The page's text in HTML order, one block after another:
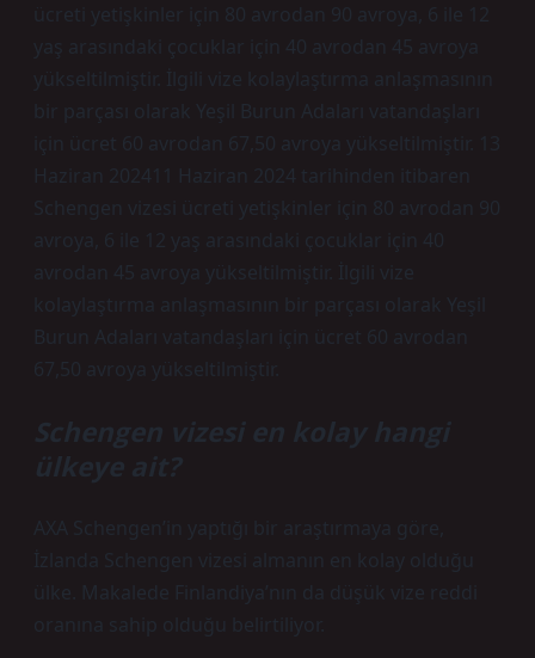
ücreti yetişkinler için 80 avrodan 90 avroya, 6 ile 12
yaş arasındaki çocuklar için 40 avrodan 45 avroya
yükseltilmiştir. İlgili vize kolaylaştırma anlaşmasının
bir parçası olarak Yeşil Burun Adaları vatandaşları
için ücret 60 avrodan 67,50 avroya yükseltilmiştir. 13
Haziran 202411 Haziran 2024 tarihinden itibaren
Schengen vizesi ücreti yetişkinler için 80 avrodan 90
avroya, 6 ile 12 yaş arasındaki çocuklar için 40
avrodan 45 avroya yükseltilmiştir. İlgili vize
kolaylaştırma anlaşmasının bir parçası olarak Yeşil
Burun Adaları vatandaşları için ücret 60 avrodan
67,50 avroya yükseltilmiştir.
Schengen vizesi en kolay hangi
ülkeye ait?
AXA Schengen’in yaptığı bir araştırmaya göre,
İzlanda Schengen vizesi almanın en kolay olduğu
ülke. Makalede Finlandiya’nın da düşük vize reddi
oranına sahip olduğu belirtiliyor.